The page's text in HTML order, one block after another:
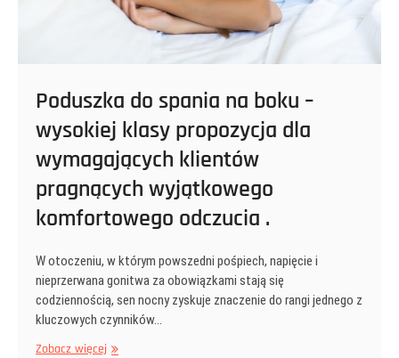
Poduszka do spania na boku –
wysokiej klasy propozycja dla
wymagających klientów
pragnących wyjątkowego
komfortowego odczucia .
W otoczeniu, w którym powszedni pośpiech, napięcie i
nieprzerwana gonitwa za obowiązkami stają się
codziennością, sen nocny zyskuje znaczenie do rangi jednego z
kluczowych czynników…
Zobacz więcej Poduszka